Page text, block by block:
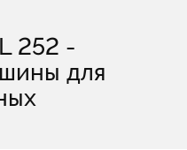
252 -
для